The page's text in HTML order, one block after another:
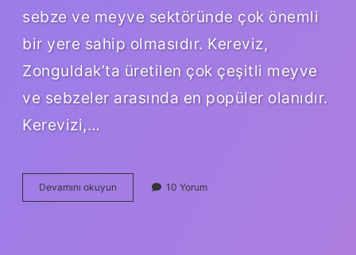
sebze ve meyve sektöründe çok önemli
bir yere sahip olmasıdır. Kereviz,
Zonguldak’ta üretilen çok çeşitli meyve
ve sebzeler arasında en popüler olanıdır.
Kerevizi,…
Devamını okuyun Zonguldak’ın
en
10 Yorum